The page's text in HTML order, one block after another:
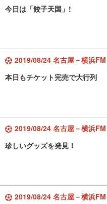
今日は「餃子天国」!
2019/08/24 名古屋－横浜FM
本日もチケット完売で大行列
2019/08/24 名古屋－横浜FM
珍しいグッズを発見！
2019/08/24 名古屋－横浜FM